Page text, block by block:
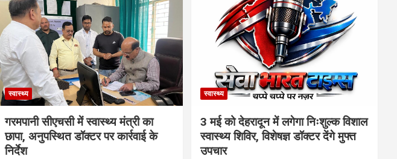
स्वास्थ्य
गरमपानी सीएचसी में स्वास्थ्य मंत्री का
छापा, अनुपस्थित डॉक्टर पर कार्रवाई के
निर्देश
स्वास्थ्य
3 मई को देहरादून में लगेगा निःशुल्क विशाल
स्वास्थ्य शिविर, विशेषज्ञ डॉक्टर देंगे मुफ्त
उपचार